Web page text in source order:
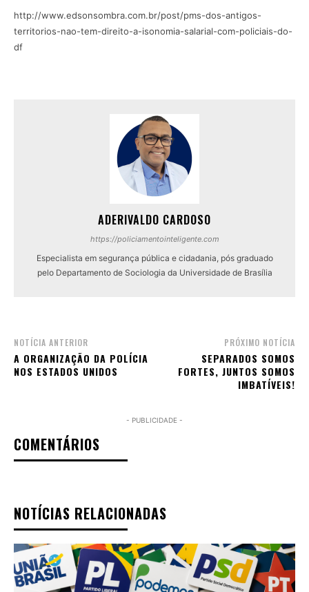
http://www.edsonsombra.com.br/post/pms-dos-antigos-
territorios-nao-tem-direito-a-isonomia-salarial-com-policiais-do-
df
ADERIVALDO CARDOSO
https://policiamentointeligente.com
Especialista em segurança pública e cidadania, pós graduado
pelo Departamento de Sociologia da Universidade de Brasília
NOTÍCIA ANTERIOR
A ORGANIZAÇÃO DA POLÍCIA
NOS ESTADOS UNIDOS
PRÓXIMO NOTÍCIA
SEPARADOS SOMOS
FORTES, JUNTOS SOMOS
IMBATÍVEIS!
- PUBLICIDADE -
COMENTÁRIOS
NOTÍCIAS RELACIONADAS